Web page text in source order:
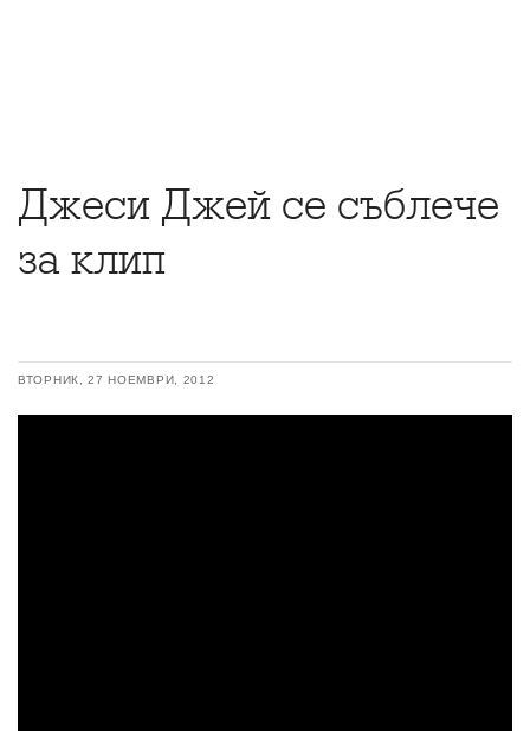
Джеси Джей се съблече
за клип
ВТОРНИК, 27 НОЕМВРИ, 2012